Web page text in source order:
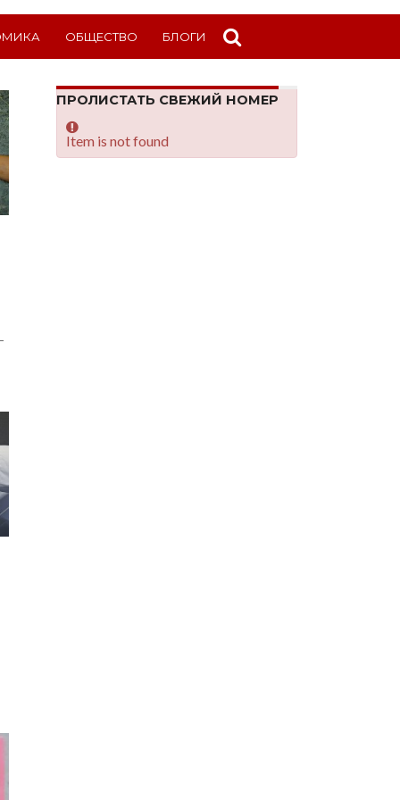
ОБЩЕСТВО БЛОГИ
ПРОЛИСТАТЬ СВЕЖИЙ НОМЕР
Item is not found